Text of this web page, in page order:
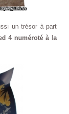
un trésor à part
4 numéroté à la